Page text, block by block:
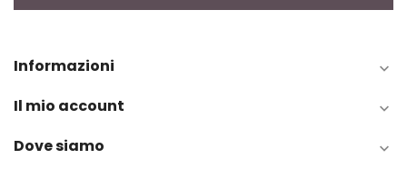
Informazioni 
Il mio account 
Dove siamo 